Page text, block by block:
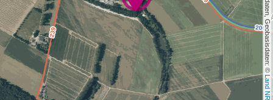
, Kartendaten, Geobasisdaten: ©
Land NRW